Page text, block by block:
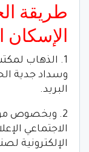
طريقة
الإسكان
1. الذهاب
وسداد جدية
البريد.
2. وبخصوص
الإلكترونية